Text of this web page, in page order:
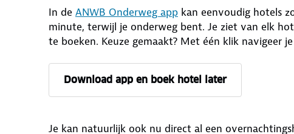
In de ANWB Onderweg app kan eenvoudig hotels
minute, terwijl je onderweg bent. Je ziet van elk
te boeken. Keuze gemaakt? Met één klik navigeer
Download app en boek hotel later
Je kan natuurlijk ook nu direct al een